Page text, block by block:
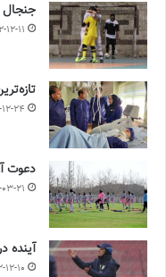
جنجال
12-11
تازه‌ترین
24
دعوت آزمون از 30
21
آینده
12-10